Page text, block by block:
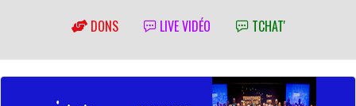
DONS LIVE VIDÉO TCHAT'